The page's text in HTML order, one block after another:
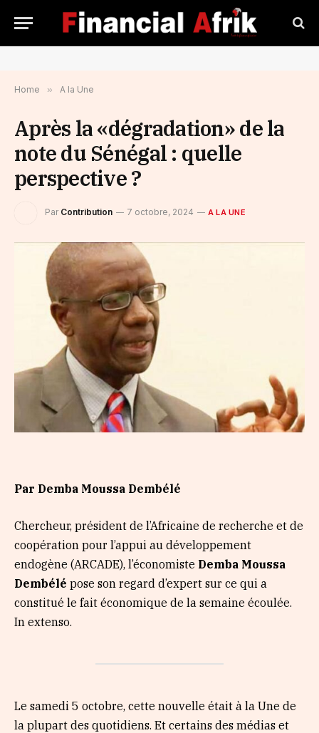
Home » A la Une
Après la «dégradation» de la
note du Sénégal : quelle
perspective ?
Par Contribution 7 octobre, 2024 A LA UNE
Par Demba Moussa Dembélé
Chercheur, président de l’Africaine de recherche et de
coopération pour l’appui au développement
endogène (ARCADE), l’économiste Demba Moussa
Dembélé pose son regard d’expert sur ce qui a
constitué le fait économique de la semaine écoulée.
In extenso.
Le samedi 5 octobre, cette nouvelle était à la Une de
la plupart des quotidiens. Et certains des médias et